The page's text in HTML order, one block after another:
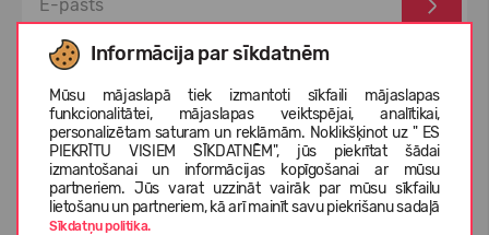
Informācija par sīkdatnēm
Mūsu mājaslapā tiek izmantoti sīkfaili mājaslapas
funkcionalitātei, mājaslapas veiktspējai, analītikai,
personalizētam saturam un reklāmām. Noklikšķinot uz " ES
PIEKRĪTU VISIEM SĪKDATNĒM", jūs piekrītat šādai
izmantošanai un informācijas kopīgošanai ar mūsu
partneriem. Jūs varat uzzināt vairāk par mūsu sīkfailu
lietošanu un partneriem, kā arī mainīt savu piekrišanu sadaļā
Sīkdatņu politika.
Esmu izlasījis un piekrītuprivātuma politika
datu aizsardzības noteikumi